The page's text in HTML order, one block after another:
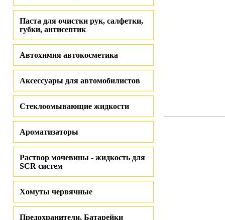
Паста для очистки рук, салфетки,
губки, антисептик
Автохимия автокосметика
Аксессуары для автомобилистов
Стеклоомывающие жидкости
Ароматизаторы
Раствор мочевины - жидкость для
SCR систем
Хомуты червячные
Предохранители, Батарейки